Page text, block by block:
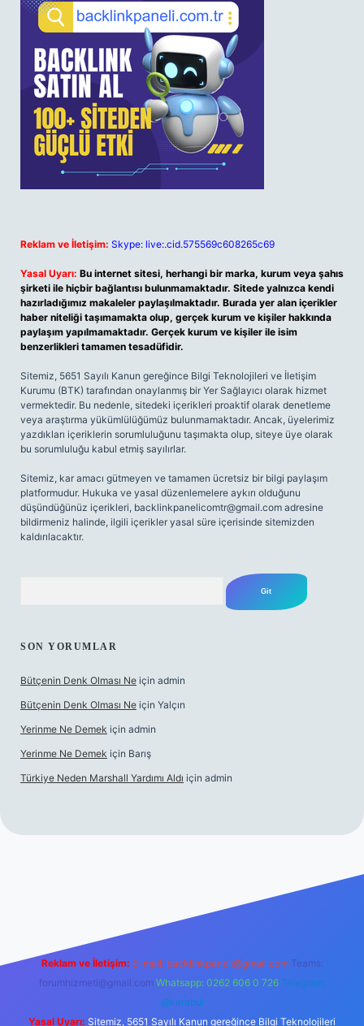
Reklam ve İletişim: Skype: live:.cid.575569c608265c69
Yasal Uyarı: Bu internet sitesi, herhangi bir marka, kurum veya şahıs
şirketi ile hiçbir bağlantısı bulunmamaktadır. Sitede yalnızca kendi
hazırladığımız makaleler paylaşılmaktadır. Burada yer alan içerikler
haber niteliği taşımamakta olup, gerçek kurum ve kişiler hakkında
paylaşım yapılmamaktadır. Gerçek kurum ve kişiler ile isim
benzerlikleri tamamen tesadüfidir.
Sitemiz, 5651 Sayılı Kanun gereğince Bilgi Teknolojileri ve İletişim
Kurumu (BTK) tarafından onaylanmış bir Yer Sağlayıcı olarak hizmet
vermektedir. Bu nedenle, sitedeki içerikleri proaktif olarak denetleme
veya araştırma yükümlülüğümüz bulunmamaktadır. Ancak, üyelerimiz
yazdıkları içeriklerin sorumluluğunu taşımakta olup, siteye üye olarak
bu sorumluluğu kabul etmiş sayılırlar.
Sitemiz, kar amacı gütmeyen ve tamamen ücretsiz bir bilgi paylaşım
platformudur. Hukuka ve yasal düzenlemelere aykırı olduğunu
düşündüğünüz içerikleri, backlinkpanelicomtr@gmail.com adresine
bildirmeniz halinde, ilgili içerikler yasal süre içerisinde sitemizden
kaldırılacaktır.
SON YORUMLAR
Bütçenin Denk Olması Ne için admin
Bütçenin Denk Olması Ne için Yalçın
Yerinme Ne Demek için admin
Yerinme Ne Demek için Barış
Türkiye Neden Marshall Yardımı Aldı için admin
Reklam ve İletişim: E-mail: backlinkpaneli@gmail.com Teams:
forumhizmeti@gmail.com Whatsapp: 0262 606 0 726 Telegram:
@karabul
Yasal Uyarı: Sitemiz, 5651 Sayılı Kanun gereğince Bilgi Teknolojileri